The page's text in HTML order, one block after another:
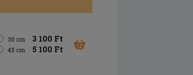
30 cm 3 100 Ft
45 cm 5 100 Ft